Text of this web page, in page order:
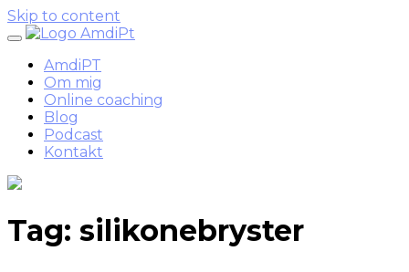
Skip to content
AmdiPT
Om mig
Online coaching
Blog
Podcast
Kontakt
Tag: silikonebryster